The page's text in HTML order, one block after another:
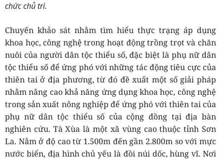
chức chủ trì.
Chuyến khảo sát nhằm tìm hiểu thực trạng áp dụng
khoa học, công nghệ trong hoạt động trồng trọt và chăn
nuôi của người dân tộc thiểu số, đặc biệt là phụ nữ dân
tộc thiểu số để ứng phó với những tác động tiêu cực của
thiên tai ở địa phương, từ đó đề xuất một số giải pháp
nhằm nâng cao khả năng ứng dụng khoa học, công nghệ
trong sản xuất nông nghiệp để ứng phó với thiên tai của
phụ nữ dân tộc thiểu số của cộng đồng tại địa bàn
nghiên cứu. Tà Xùa là một xã vùng cao thuộc tỉnh Sơn
La. Nằm ở độ cao từ 1.500m đến gần 2.800m so với mực
nước biển, địa hình chủ yếu là đồi núi dốc, hùng vĩ. Nơi